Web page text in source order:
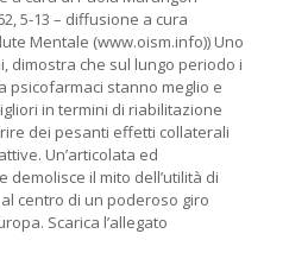
5-13 – diffusione a cura
Mentale (www.oism.info)) Uno
dimostra che sul lungo periodo i
psicofarmaci stanno meglio e
in termini di riabilitazione
dei pesanti effetti collaterali
Un’articolata ed
il mito dell’utilità di
centro di un poderoso giro
Scarica l’allegato